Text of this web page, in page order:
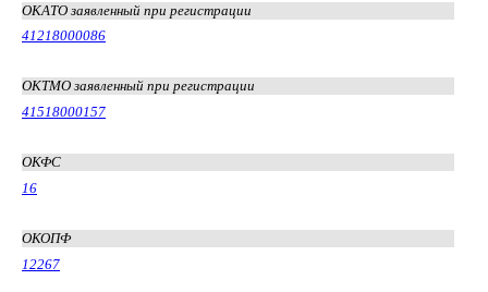
ОКАТО заявленный при регистрации
41218000086
ОКТМО заявленный при регистрации
41518000157
ОКФС
16
ОКОПФ
12267